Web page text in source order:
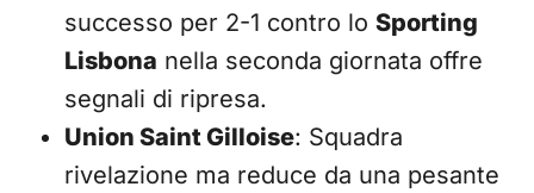
successo per 2-1 contro lo Sporting
Lisbona nella seconda giornata offre
segnali di ripresa.
Union Saint Gilloise: Squadra
rivelazione ma reduce da una pesante